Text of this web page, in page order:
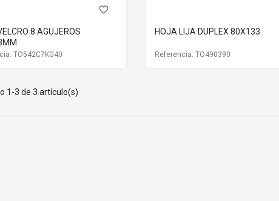
favorite_border
8 AGUJEROS
TO542C7KG40
HOJA LIJA DUPLEX 80X133
Referencia: TO490390
1-3 de 3 artículo(s)